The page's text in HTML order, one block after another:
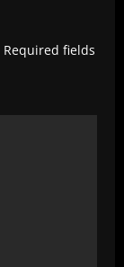
Required fields